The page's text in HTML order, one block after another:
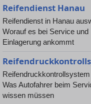
Reifendienst Hanau
Reifendienst in Hanau
Worauf es bei Service und
Einlagerung ankommt
Was Autofahrer beim
wissen müssen